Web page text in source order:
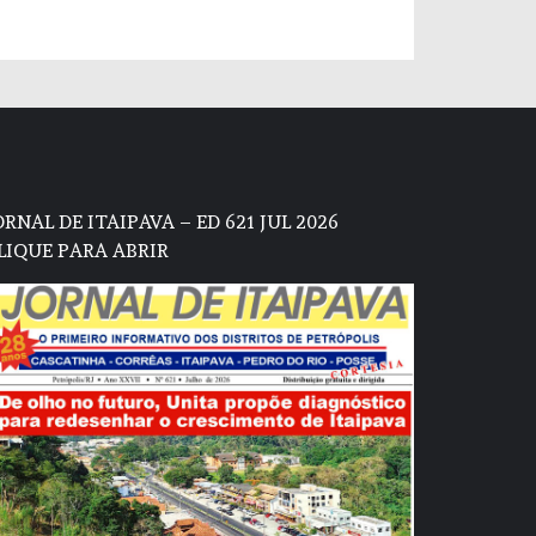
DE ITAIPAVA – ED 621 JUL 2026
PARA ABRIR